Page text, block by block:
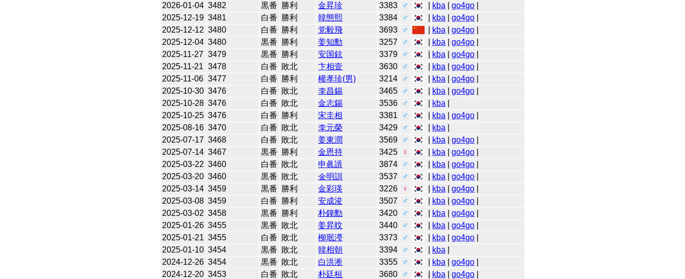
2026-01-04 3482 黒番 勝利 金昇珍 3383 ♂ kba |go4go
2025-12-19 3481 白番 勝利 韓態熙 3384 ♂ kba |go4go
2025-12-12 3480 白番 勝利 党毅飛 3693 ♂ kba |go4go
2025-12-04 3480 黒番 勝利 姜知勳 3257 ♂ kba |go4go
2025-11-27 3479 黒番 勝利 安国鉉 3379 ♂ kba |go4go
2025-11-21 3478 白番 敗北 卞相壹 3630 ♂ kba |go4go
2025-11-06 3477 白番 勝利 權孝珍(男) 3214 ♂ kba |go4go
2025-10-30 3476 白番 敗北 李昌錫 3465 ♂ kba |go4go
2025-10-28 3476 白番 敗北 金志錫 3536 ♂ kba
2025-10-25 3476 白番 勝利 宋圭相 3381 ♂ kba |go4go
2025-08-16 3470 白番 敗北 李元榮 3429 ♂ kba
2025-07-17 3468 白番 敗北 姜東潤 3569 ♂ kba |go4go
2025-07-14 3467 黒番 勝利 金恩持 3425 ♀ kba |go4go
2025-03-22 3460 白番 敗北 申眞諝 3874 ♂ kba |go4go
2025-03-20 3460 黒番 敗北 金明訓 3537 ♂ kba |go4go
2025-03-14 3459 黒番 勝利 金彩瑛 3226 ♀ kba |go4go
2025-03-08 3459 白番 勝利 安成浚 3507 ♂ kba |go4go
2025-03-02 3458 黒番 勝利 朴鐘勳 3420 ♂ kba |go4go
2025-01-26 3455 黒番 敗北 姜昇旼 3440 ♂ kba |go4go
2025-01-21 3455 白番 敗北 柳珉瀅 3373 ♂ kba |go4go
2025-01-10 3454 黒番 敗北 韓相朝 3394 ♂ kba
2024-12-26 3454 黒番 敗北 白洪淅 3355 ♂ kba |go4go
2024-12-20 3453 白番 敗北 朴廷桓 3680 ♂ kba |go4go